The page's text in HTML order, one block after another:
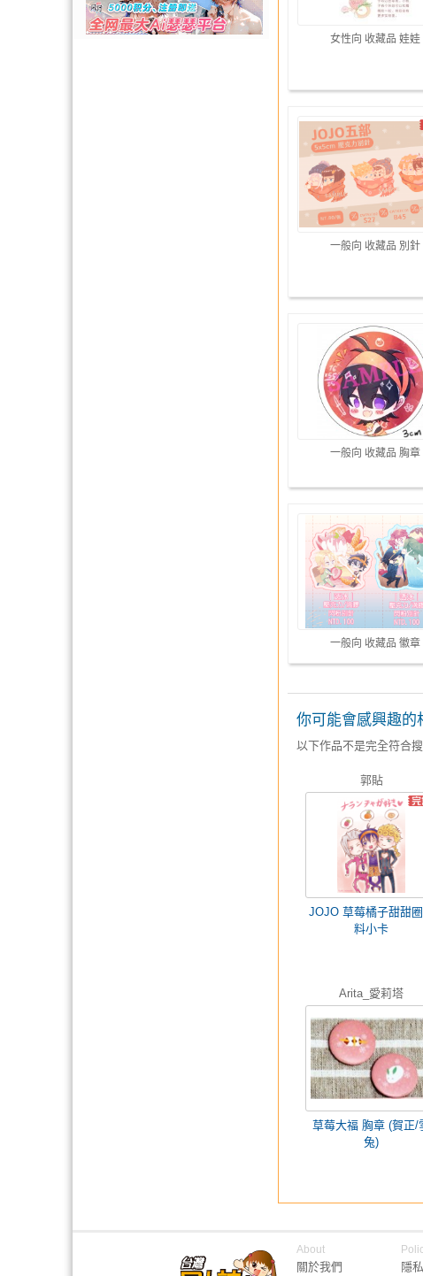
女性向 收藏品 娃娃
一般向 收藏品 別針
一般向 收藏品 胸章
一般向 收藏品 徽章
你可能會感興趣的
以下作品不是完全符合
郭貼
JOJO 草莓橘子甜甜
料小卡
Arita_愛莉塔
草莓大福 胸章 (賀正/
兔)
About
關於我們 隱